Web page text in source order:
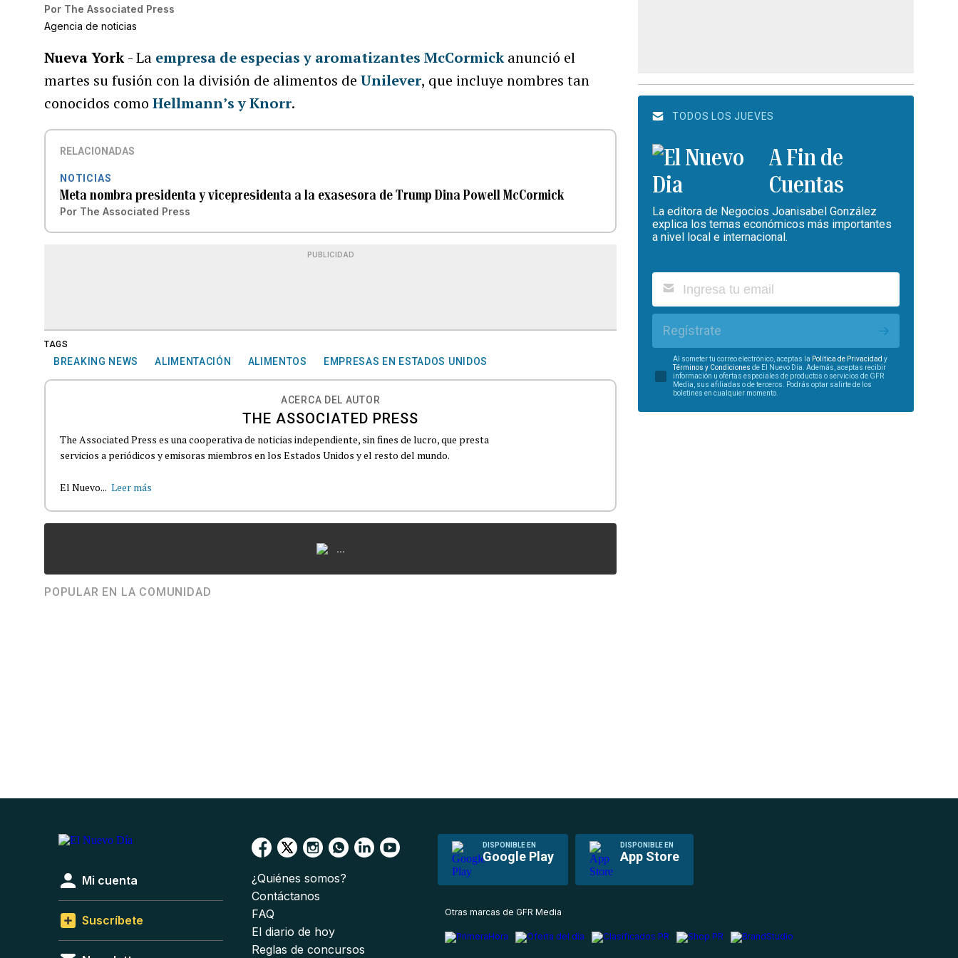
Por The Associated Press
Agencia de noticias
Nueva York- La empresa de especias y aromatizantes McCormick anunció el
martes su fusión con la división de alimentos deUnilever, que incluye nombres tan
conocidos comoHellmann’s y Knorr.
RELACIONADAS
NOTICIAS
Meta nombra presidenta y vicepresidenta a la exasesora de Trump Dina Powell McCormick
Por The Associated Press
PUBLICIDAD
TAGS
BREAKING NEWS ALIMENTACIÓN ALIMENTOS EMPRESAS EN ESTADOS UNIDOS
ACERCA DEL AUTOR
THE ASSOCIATED PRESS
The Associated Press es una cooperativa de noticias independiente, sin fines de lucro, que presta
servicios a periódicos y emisoras miembros en los Estados Unidos y el resto del mundo.
El Nuevo... Leer más
...
POPULAR EN LA COMUNIDAD
TODOS LOS JUEVES
A Fin de
Cuentas
La editora de Negocios Joanisabel González
explica los temas económicos más importantes
a nivel local e internacional.
Regístrate
Al someter tu correo electrónico, aceptas la Política de Privacidad y
Términos y Condiciones de El Nuevo Día. Además, aceptas recibir
información u ofertas especiales de productos o servicios de GFR
Media, sus afiliadas o de terceros. Podrás optar salirte de los
boletines en cualquier momento.
DISPONIBLE EN
Google Play
DISPONIBLE EN
App Store
Mi cuenta
Suscríbete
¿Quiénes somos?
Contáctanos
FAQ
El diario de hoy
Reglas de concursos
Otras marcas de GFR Media